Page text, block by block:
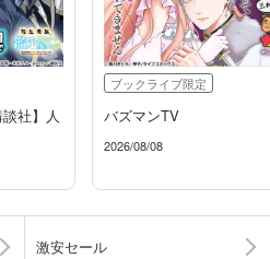
社】人
ブックライブ限定
バズマンTV
2026/08/08
激安セール